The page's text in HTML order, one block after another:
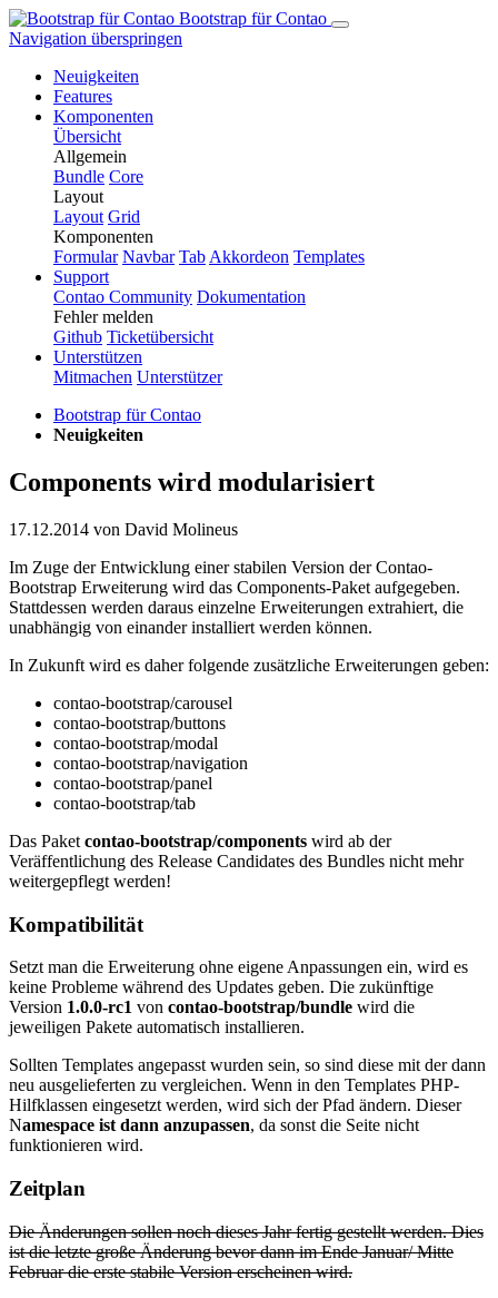
Bootstrap für Contao
Navigation überspringen
Neuigkeiten
Features
Komponenten
Übersicht
Allgemein
Bundle Core
Layout
Layout Grid
Komponenten
Formular Navbar Tab Ak­kor­de­on Templates
Support
Contao Community Dokumentation
Fehler melden
Github Ticketübersicht
Unterstützen
Mitmachen Unterstützer
Bootstrap für Contao
Neuigkeiten
Components wird modularisiert
17.12.2014 von David Molineus
Im Zuge der Entwicklung einer stabilen Version der Contao-
Bootstrap Erweiterung wird das Components-Paket aufgegeben.
Stattdessen werden daraus einzelne Erweiterungen extrahiert, die
unabhängig von einander installiert werden können.
In Zukunft wird es daher folgende zusätzliche Erweiterungen geben:
contao-bootstrap/carousel
contao-bootstrap/buttons
contao-bootstrap/modal
contao-bootstrap/navigation
contao-bootstrap/panel
contao-bootstrap/tab
Das Paket contao-bootstrap/components wird ab der
Veräffentlichung des Release Candidates des Bundles nicht mehr
weitergepflegt werden!
Kompatibilität
Setzt man die Erweiterung ohne eigene Anpassungen ein, wird es
keine Probleme während des Updates geben. Die zukünftige
Version 1.0.0-rc1 von contao-bootstrap/bundle wird die
jeweiligen Pakete automatisch installieren.
Sollten Templates angepasst wurden sein, so sind diese mit der dann
neu ausgelieferten zu vergleichen. Wenn in den Templates PHP-
Hilfklassen eingesetzt werden, wird sich der Pfad ändern. Dieser
Namespace ist dann anzupassen, da sonst die Seite nicht
funktionieren wird.
Zeitplan
Die Änderungen sollen noch dieses Jahr fertig gestellt werden. Dies
ist die letzte große Änderung bevor dann im Ende Januar/ Mitte
Februar die erste stabile Version erscheinen wird.